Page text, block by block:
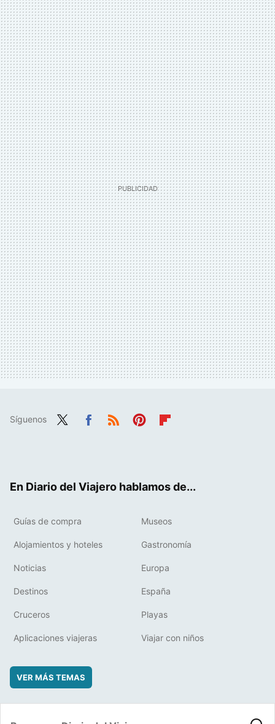
Síguenos
En Diario del Viajero hablamos de...
Guías de compra Museos
Alojamientos y hoteles Gastronomía
Noticias Europa
Destinos España
Cruceros Playas
Aplicaciones viajeras Viajar con niños
VER MÁS TEMAS